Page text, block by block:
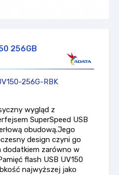
256GB
256G-RBK
wygląd z
SuperSpeed USB
obudową.Jego
design czyni go
zarówno w
flash USB UV150
najwyższej jako